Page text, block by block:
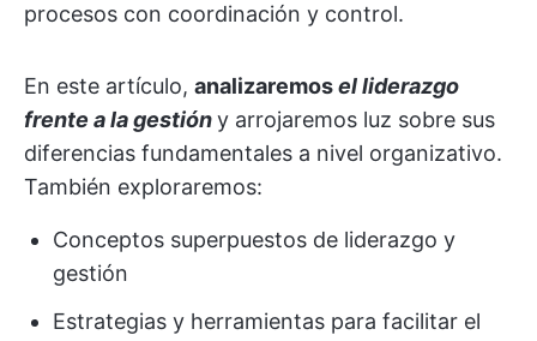
procesos con coordinación y control.
En este artículo, analizaremosel liderazgo
frente a la gestióny arrojaremos luz sobre sus
diferencias fundamentales a nivel organizativo.
También exploraremos:
Conceptos superpuestos de liderazgo y
gestión
Estrategias y herramientas para facilitar el